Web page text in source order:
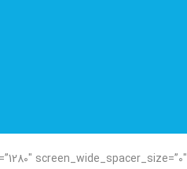
screen_wide_spacer_size=”0″